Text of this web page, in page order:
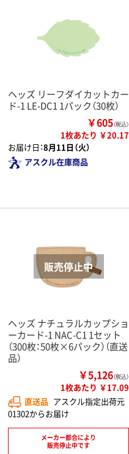
ヘッズ リーフダイカットカー
ド-1 LE-DC1 1パック（30枚）
￥605（税込）
1枚あたり ￥20.17
お届け日：8月11日（火）
アスクル在庫商品
ヘッズ ナチュラルカップショ
ーカード-1 NAC-C1 1セット
（300枚：50枚×6パック）（直送
品）
￥5,126（税込）
1枚あたり ￥17.09
直送品 アスクル指定出荷元
01302からお届け
メーカー都合により
販売停止中です